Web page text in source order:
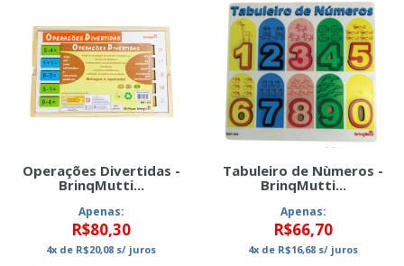
Operações Divertidas -
BrinqMutti...
Apenas:
R$80,30
4x de R$20,08 s/ juros
Tabuleiro de Nùmeros -
BrinqMutti...
Apenas:
R$66,70
4x de R$16,68 s/ juros